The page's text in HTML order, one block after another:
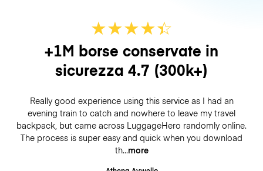
★★★★☆
★
+1M borse conservate in
sicurezza 4.7 (300k+)
Really good experience using this service as I had an
evening train to catch and nowhere to leave my travel
backpack, but came across LuggageHero randomly online.
The process is super easy and quick when you download
th more